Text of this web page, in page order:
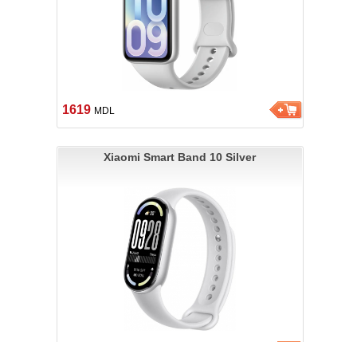
1619 MDL
Xiaomi Smart Band 10 Silver